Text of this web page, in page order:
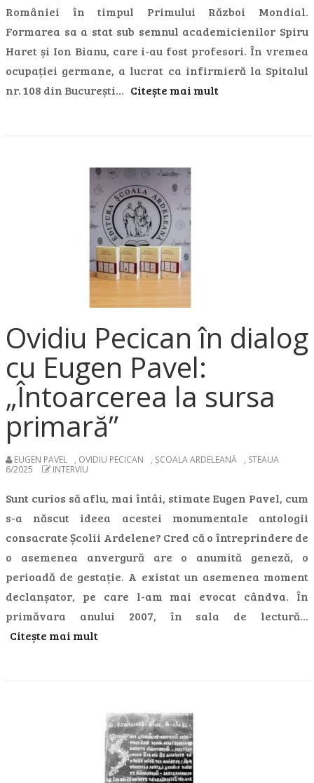
României în timpul Primului Război Mondial.
Formarea sa a stat sub semnul academicienilor Spiru
Haret și Ion Bianu, care i-au fost profesori. În vremea
ocupației germane, a lucrat ca infirmieră la Spitalul
nr. 108 din București… Citește mai mult
Ovidiu Pecican în dialog
cu Eugen Pavel:
„Întoarcerea la sursa
primară”
EUGEN PAVEL , OVIDIU PECICAN , ȘCOALA ARDELEANĂ , STEAUA
6/2025
INTERVIU
Sunt curios să aflu, mai întâi, stimate Eugen Pavel, cum
s-a născut ideea acestei monumentale antologii
consacrate Școlii Ardelene? Cred că o întreprindere de
o asemenea anvergură are o anumită geneză, o
perioadă de gestație. A existat un asemenea moment
declanșator, pe care l-am mai evocat cândva. În
primăvara anului 2007, în sala de lectură…
Citește mai mult